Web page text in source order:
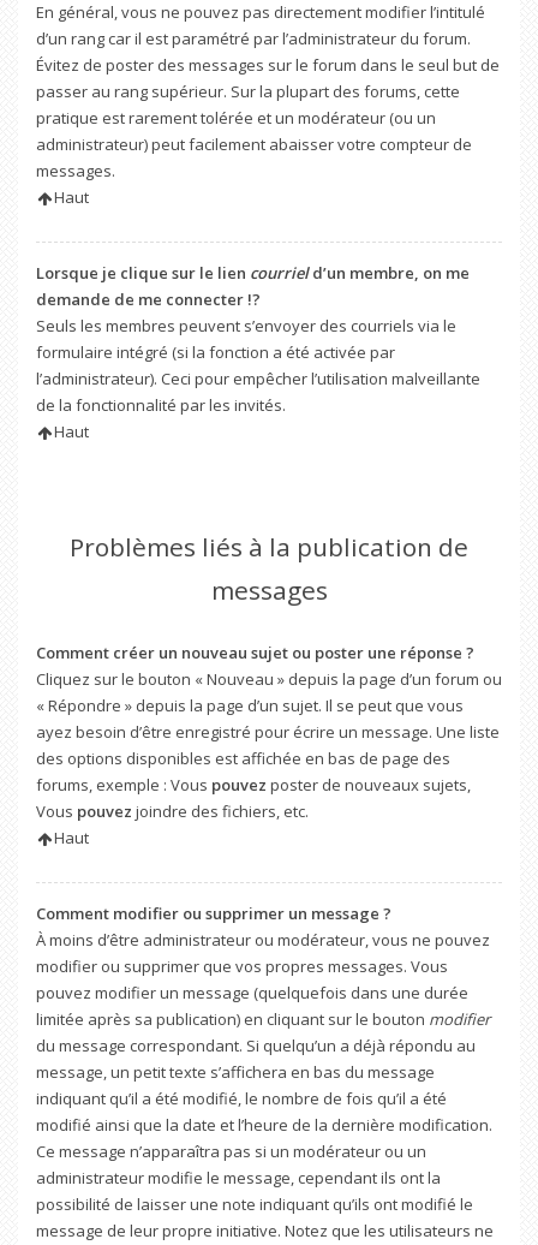
En général, vous ne pouvez pas directement modifier l’intitulé
d’un rang car il est paramétré par l’administrateur du forum.
Évitez de poster des messages sur le forum dans le seul but de
passer au rang supérieur. Sur la plupart des forums, cette
pratique est rarement tolérée et un modérateur (ou un
administrateur) peut facilement abaisser votre compteur de
messages.
Haut
Lorsque je clique sur le lien courrield’un membre, on me
demande de me connecter !?
Seuls les membres peuvent s’envoyer des courriels via le
formulaire intégré (si la fonction a été activée par
l’administrateur). Ceci pour empêcher l’utilisation malveillante
de la fonctionnalité par les invités.
Haut
Problèmes liés à la publication de
messages
Comment créer un nouveau sujet ou poster une réponse ?
Cliquez sur le bouton « Nouveau » depuis la page d’un forum ou
« Répondre » depuis la page d’un sujet. Il se peut que vous
ayez besoin d’être enregistré pour écrire un message. Une liste
des options disponibles est affichée en bas de page des
forums, exemple : Vous pouvez poster de nouveaux sujets,
Vous pouvez joindre des fichiers, etc.
Haut
Comment modifier ou supprimer un message ?
À moins d’être administrateur ou modérateur, vous ne pouvez
modifier ou supprimer que vos propres messages. Vous
pouvez modifier un message (quelquefois dans une durée
limitée après sa publication) en cliquant sur le bouton modifier
du message correspondant. Si quelqu’un a déjà répondu au
message, un petit texte s’affichera en bas du message
indiquant qu’il a été modifié, le nombre de fois qu’il a été
modifié ainsi que la date et l’heure de la dernière modification.
Ce message n’apparaîtra pas si un modérateur ou un
administrateur modifie le message, cependant ils ont la
possibilité de laisser une note indiquant qu’ils ont modifié le
message de leur propre initiative. Notez que les utilisateurs ne